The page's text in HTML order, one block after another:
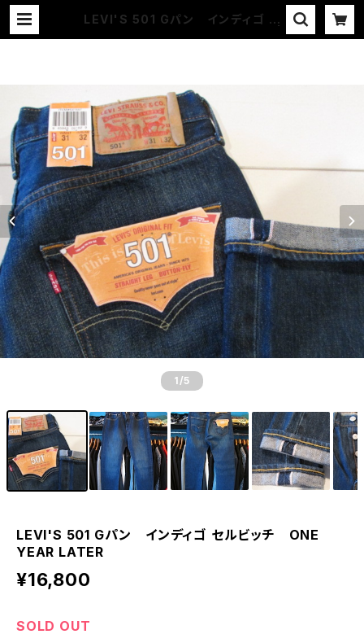
LEVI'S 501 Gパン インディゴ セ
1 /5
LEVI'S 501 Gパン インディゴ セルビッチ ONE
YEAR LATER
¥16,800
SOLD OUT